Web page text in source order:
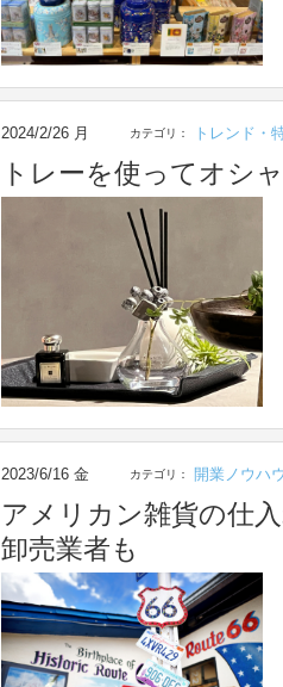
2024/2/26 月 カテゴリ： トレンド・
トレーを使ってオシ
2023/6/16 金 カテゴリ： 開業ノウハウ
アメリカン雑貨の仕
卸売業者も